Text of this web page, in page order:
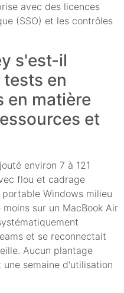
avec des licences
(SSO) et les contrôles
s'est-il
en
en matière
et
environ 7 à 121
flou et cadrage
Windows milieu
sur un MacBook Air
et se reconnectait
Aucun plantage
semaine d'utilisation